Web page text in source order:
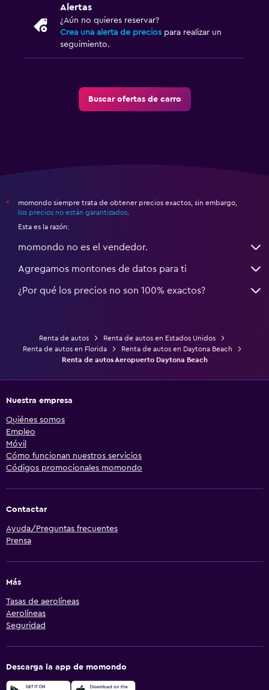
Alertas
¿Aún no quieres reservar?
Crea una alerta de precios para realizar un
seguimiento.
Buscar ofertas de carro
*
momondo siempre trata de obtener precios exactos, sin embargo,
los precios no están garantizados.
Esta es la razón:
momondo no es el vendedor.
Agregamos montones de datos para ti
¿Por qué los precios no son 100% exactos?
Renta de autos
Renta de autos en Estados Unidos
Renta de autos en Florida
Renta de autos en Daytona Beach
Renta de autos Aeropuerto Daytona Beach
Nuestra empresa
Quiénes somos
Empleo
Móvil
Cómo funcionan nuestros servicios
Códigos promocionales momondo
Contactar
Ayuda/Preguntas frecuentes
Prensa
Más
Tasas de aerolíneas
Aerolíneas
Seguridad
Descarga la app de momondo